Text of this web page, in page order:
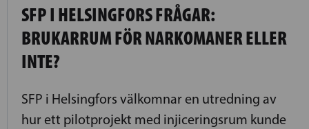
SFP I HELSINGFORS FRÅGAR:
BRUKARRUM FÖR NARKOMANER ELLER
INTE?
SFP i Helsingfors välkomnar en utredning av
hur ett pilotprojekt med injiceringsrum kunde